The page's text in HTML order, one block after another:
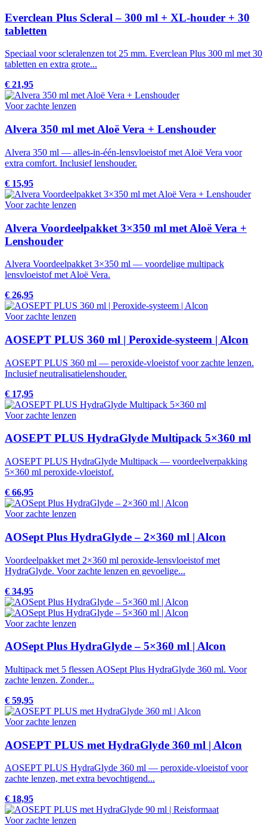
Everclean Plus Scleral – 300 ml + XL-houder + 30
tabletten
Speciaal voor scleralenzen tot 25 mm. Everclean Plus 300 ml met 30
tabletten en extra grote...
€ 21,95
Voor zachte lenzen
Alvera 350 ml met Aloë Vera + Lenshouder
Alvera 350 ml — alles-in-één-lensvloeistof met Aloë Vera voor
extra comfort. Inclusief lenshouder.
€ 15,95
Voor zachte lenzen
Alvera Voordeelpakket 3×350 ml met Aloë Vera +
Lenshouder
Alvera Voordeelpakket 3×350 ml — voordelige multipack
lensvloeistof met Aloë Vera.
€ 26,95
Voor zachte lenzen
AOSEPT PLUS 360 ml | Peroxide-systeem | Alcon
AOSEPT PLUS 360 ml — peroxide-vloeistof voor zachte lenzen.
Inclusief neutralisatielenshouder.
€ 17,95
Voor zachte lenzen
AOSEPT PLUS HydraGlyde Multipack 5×360 ml
AOSEPT PLUS HydraGlyde Multipack — voordeelverpakking
5×360 ml peroxide-vloeistof.
€ 66,95
Voor zachte lenzen
AOSept Plus HydraGlyde – 2×360 ml | Alcon
Voordeelpakket met 2×360 ml peroxide-lensvloeistof met
HydraGlyde. Voor zachte lenzen en gevoelige...
€ 34,95
Voor zachte lenzen
AOSept Plus HydraGlyde – 5×360 ml | Alcon
Multipack met 5 flessen AOSept Plus HydraGlyde 360 ml. Voor
zachte lenzen. Zonder...
€ 59,95
Voor zachte lenzen
AOSEPT PLUS met HydraGlyde 360 ml | Alcon
AOSEPT PLUS HydraGlyde 360 ml — peroxide-vloeistof voor
zachte lenzen, met extra bevochtigend...
€ 18,95
Voor zachte lenzen